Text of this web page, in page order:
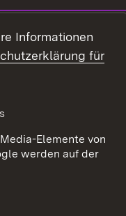
Informationen
für
Elemente von
werden auf der